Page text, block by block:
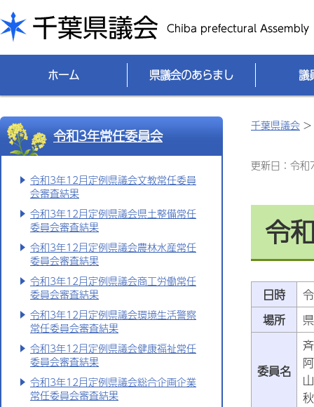
千葉県議会
ホーム 県議会のあらまし 議
令和3年常任委員会
令和3年12月定例県議会文教常任委員
会審査結果
令和3年12月定例県議会県土整備常任
委員会審査結果
令和3年12月定例県議会農林水産常任
委員会審査結果
令和3年12月定例県議会商工労働常任
委員会審査結果
令和3年12月定例県議会環境生活警察
常任委員会審査結果
令和3年12月定例県議会健康福祉常任
委員会審査結果
令和3年12月定例県議会総合企画企業
常任委員会審査結果
千葉県議会 >
更新日：令
令
日時
場所
委員名